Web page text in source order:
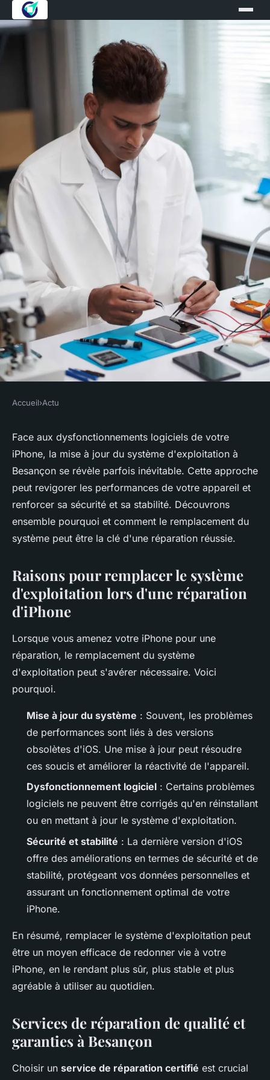
Réparation d'un iPhone à
Besançon : pourquoi
remplacer le système ?
Romain•2 mai 2024•2 min de lecture
Accueil›Actu
Face aux dysfonctionnements logiciels de votre
iPhone, la mise à jour du système d'exploitation à
Besançon se révèle parfois inévitable. Cette approche
peut revigorer les performances de votre appareil et
renforcer sa sécurité et sa stabilité. Découvrons
ensemble pourquoi et comment le remplacement du
système peut être la clé d'une réparation réussie.
Raisons pour remplacer le système
d'exploitation lors d'une réparation
d'iPhone
Lorsque vous amenez votre iPhone pour une
réparation, le remplacement du système
d'exploitation peut s'avérer nécessaire. Voici
pourquoi.
Mise à jour du système : Souvent, les problèmes
de performances sont liés à des versions
obsolètes d'iOS. Une mise à jour peut résoudre
ces soucis et améliorer la réactivité de l'appareil.
Dysfonctionnement logiciel : Certains problèmes
logiciels ne peuvent être corrigés qu'en réinstallant
ou en mettant à jour le système d'exploitation.
Sécurité et stabilité : La dernière version d'iOS
offre des améliorations en termes de sécurité et de
stabilité, protégeant vos données personnelles et
assurant un fonctionnement optimal de votre
iPhone.
En résumé, remplacer le système d'exploitation peut
être un moyen efficace de redonner vie à votre
iPhone, en le rendant plus sûr, plus stable et plus
agréable à utiliser au quotidien.
Services de réparation de qualité et
garanties à Besançon
Choisir un service de réparation certifié est crucial